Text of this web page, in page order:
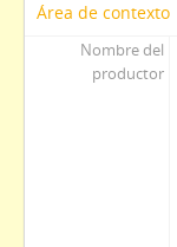
Área de contexto
Nombre del
productor